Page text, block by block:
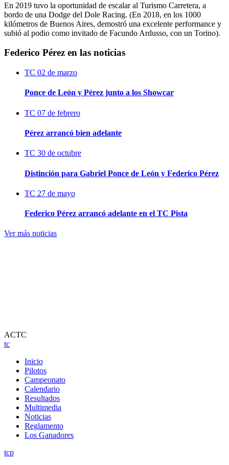
En 2019 tuvo la oportunidad de escalar al Turismo Carretera, a
bordo de una Dodge del Dole Racing. (En 2018, en los 1000
kilómetros de Buenos Aires, demostró una excelente performance y
subió al podio como invitado de Facundo Ardusso, con un Torino).
Federico Pérez en las noticias
TC 02 de marzo
Ponce de León y Pérez junto a los Showcar
TC 07 de febrero
Pérez arrancó bien adelante
TC 30 de octubre
Distinción para Gabriel Ponce de León y Federico Pérez
TC 27 de mayo
Federico Pérez arrancó adelante en el TC Pista
Ver más noticias
ACTC
tc
Inicio
Pilotos
Campeonato
Calendario
Resultados
Multimedia
Noticias
Reglamento
Los Ganadores
tcp